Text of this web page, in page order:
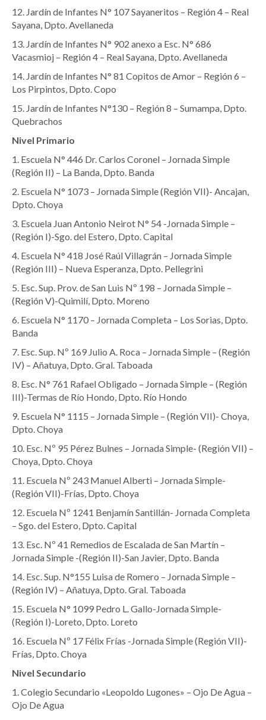
12. Jardín de Infantes N° 107 Sayaneritos – Región 4 – Real
Sayana, Dpto. Avellaneda
13. Jardín de Infantes N° 902 anexo a Esc. N° 686
Vacasmioj – Región 4 – Real Sayana, Dpto. Avellaneda
14. Jardín de Infantes N° 81 Copitos de Amor – Región 6 –
Los Pirpintos, Dpto. Copo
15. Jardín de Infantes N°130 – Región 8 – Sumampa, Dpto.
Quebrachos
Nivel Primario
1. Escuela N° 446 Dr. Carlos Coronel – Jornada Simple
(Región II) – La Banda, Dpto. Banda
2. Escuela N° 1073 – Jornada Simple (Región VII)- Ancajan,
Dpto. Choya
3. Escuela Juan Antonio Neirot N° 54 -Jornada Simple –
(Región I)-Sgo. del Estero, Dpto. Capital
4. Escuela N° 418 José Raúl Villagrán – Jornada Simple
(Región III) – Nueva Esperanza, Dpto. Pellegrini
5. Esc. Sup. Prov. de San Luis Nº 198 – Jornada Simple –
(Región V)-Quimilí, Dpto. Moreno
6. Escuela N° 1170 – Jornada Completa – Los Sorias, Dpto.
Banda
7. Esc. Sup. Nº 169 Julio A. Roca – Jornada Simple – (Región
IV) – Añatuya, Dpto. Gral. Taboada
8. Esc. N° 761 Rafael Obligado – Jornada Simple – (Región
III)-Termas de Río Hondo, Dpto. Río Hondo
9. Escuela N° 1115 – Jornada Simple – (Región VII)- Choya,
Dpto. Choya
10. Esc. Nº 95 Pérez Bulnes – Jornada Simple- (Región VII) –
Choya, Dpto. Choya
11. Escuela Nº 243 Manuel Alberti – Jornada Simple-
(Región VII)-Frías, Dpto. Choya
12. Escuela Nº 1241 Benjamín Santillán- Jornada Completa
– Sgo. del Estero, Dpto. Capital
13. Esc. Nº 41 Remedios de Escalada de San Martín –
Jornada Simple -(Región II)-San Javier, Dpto. Banda
14. Esc. Sup. N°155 Luisa de Romero – Jornada Simple –
(Región IV) – Añatuya, Dpto. Gral. Taboada
15. Escuela N° 1099 Pedro L. Gallo-Jornada Simple-
(Región I)-Loreto, Dpto. Loreto
16. Escuela Nº 17 Félix Frías -Jornada Simple (Región VII)-
Frías, Dpto. Choya
Nivel Secundario
1. Colegio Secundario «Leopoldo Lugones» – Ojo De Agua –
Ojo De Agua